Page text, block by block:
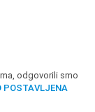
odgovorili smo
POSTAVLJENA